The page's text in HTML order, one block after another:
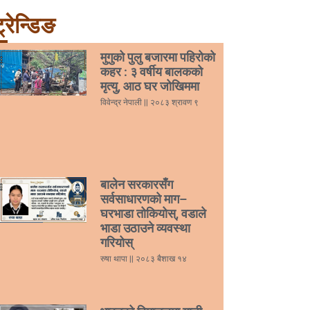
मुगुको पुलु बजारमा पहिरोको
कहर : ३ वर्षीय बालकको
मृत्यु, आठ घर जोखिममा
विवेन्द्र नेपाली २०८३ श्रावण ९
बालेन सरकारसँग
सर्वसाधारणको माग–
घरभाडा तोकियोस्, वडाले
भाडा उठाउने व्यवस्था
गरियोस्
रुषा थापा २०८३ बैशाख १४